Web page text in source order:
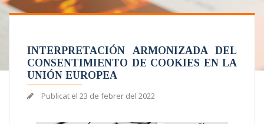
INTERPRETACIÓN ARMONIZADA DEL
CONSENTIMIENTO DE COOKIES EN LA
UNIÓN EUROPEA
Publicat el 23 de febrer del 2022